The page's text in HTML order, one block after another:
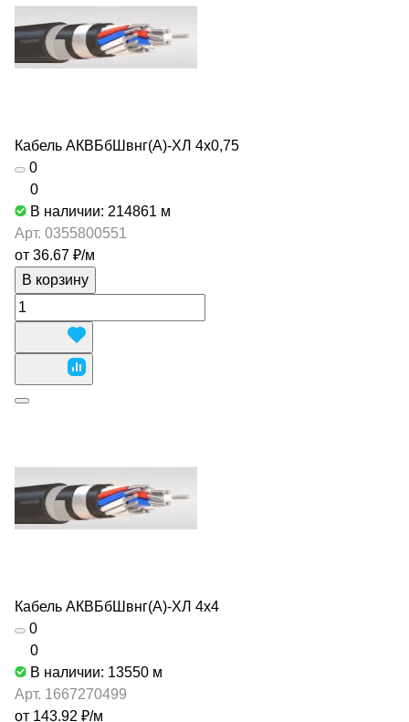
Кабель АКВБбШвнг(А)-ХЛ 4х0,75
0
0
В наличии: 214861 м
Арт. 0355800551
от 36.67 ₽/м
В корзину
Кабель АКВБбШвнг(А)-ХЛ 4х4
0
0
В наличии: 13550 м
Арт. 1667270499
от 143.92 ₽/м